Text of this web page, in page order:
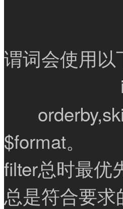
谓词会使用
i
orderby,
$format。
filter总时最优
总是符合要